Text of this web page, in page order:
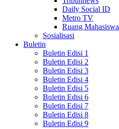
Daily Social ID
Metro TV
Ruang Mahasiswa
Sosialisasi
Buletin
Buletin Edisi 1
Buletin Edisi 2
Buletin Edisi 3
Buletin Edisi 4
Buletin Edisi 5
Buletin Edisi 6
Buletin Edisi 7
Buletin Edisi 8
Buletin Edisi 9